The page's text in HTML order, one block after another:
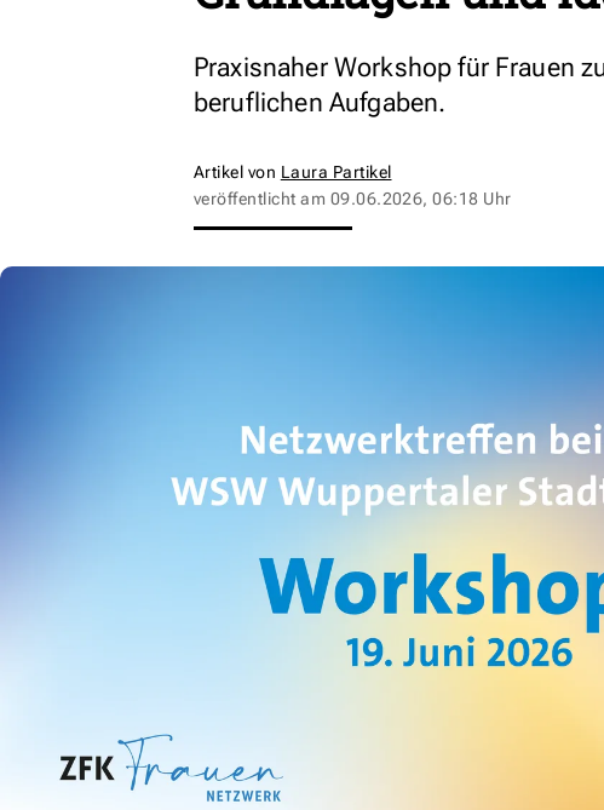
Praxisnaher Workshop für Frauen
beruflichen Aufgaben.
Artikel von Laura Partikel
veröffentlicht am 09.06.2026, 06:18 Uhr